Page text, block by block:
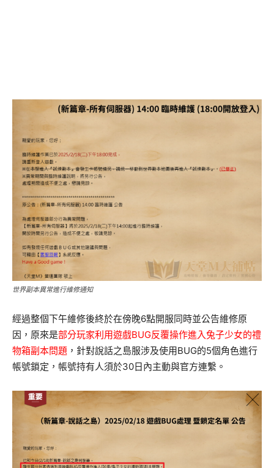
世界副本異常進行維修通知
經過整個下午維修後終於在傍晚6點開服同時並公告維修原
因，原來是部分玩家利用遊戲BUG反覆操作進入兔子少女的禮
物箱副本問題 ，針對說話之島服涉及使用BUG的5個角色進行
帳號鎖定，帳號持有人須於30日內主動與官方連繫。